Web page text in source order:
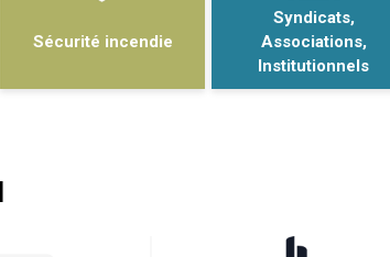
Sécurité incendie
Syndicats,
Associations,
Institutionnels